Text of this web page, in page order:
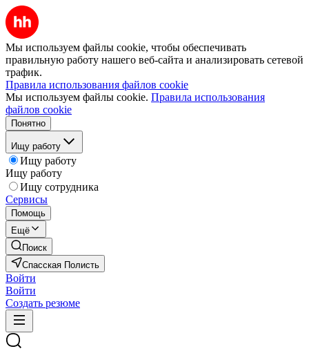
Мы используем файлы cookie, чтобы обеспечивать
правильную работу нашего веб-сайта и анализировать сетевой
трафик.
Правила использования файлов cookie
Мы используем файлы cookie. Правила использования
файлов cookie
Понятно
Ищу работу
Ищу работу
Ищу работу
Ищу сотрудника
Сервисы
Помощь
Ещё
Поиск
Спасская Полисть
Войти
Войти
Создать резюме